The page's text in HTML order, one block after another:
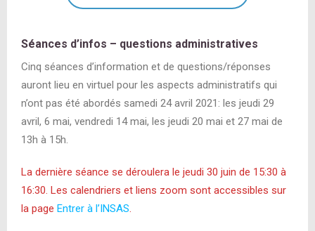
Séances d’infos – questions administratives
Cinq séances d’information et de questions/réponses
auront lieu en virtuel pour les aspects administratifs qui
n’ont pas été abordés samedi 24 avril 2021: les jeudi 29
avril, 6 mai, vendredi 14 mai, les jeudi 20 mai et 27 mai de
13h à 15h.
La dernière séance se déroulera le jeudi 30 juin de 15:30 à
16:30. Les calendriers et liens zoom sont accessibles sur
la page Entrer à l’INSAS.